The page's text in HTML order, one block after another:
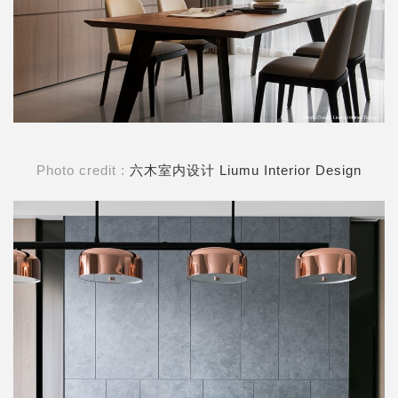
Photo credit : 六木室内设计 Liumu Interior Design